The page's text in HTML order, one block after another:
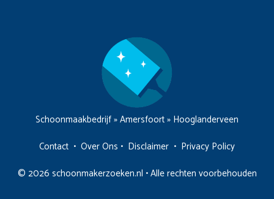
Schoonmaakbedrijf»Amersfoort» Hooglanderveen
Contact • Over Ons • Disclaimer • Privacy Policy
© 2026 schoonmakerzoeken.nl • Alle rechten voorbehouden